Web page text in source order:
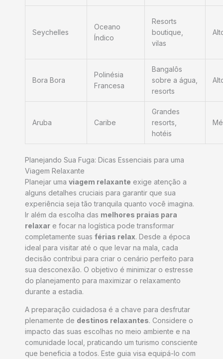
Seychelles
Oceano
Índico
Resorts
boutique,
vilas
Bora Bora
Polinésia
Francesa
Bangalôs
sobre a água,
resorts
Aruba Caribe
Grandes
resorts,
hotéis
Planejando Sua Fuga: Dicas Essenciais para uma
Viagem Relaxante
Planejar uma viagem relaxante exige atenção a
alguns detalhes cruciais para garantir que sua
experiência seja tão tranquila quanto você imagina.
Ir além da escolha das melhores praias para
relaxar e focar na logística pode transformar
completamente suas férias relax. Desde a época
ideal para visitar até o que levar na mala, cada
decisão contribui para criar o cenário perfeito para
sua desconexão. O objetivo é minimizar o estresse
do planejamento para maximizar o relaxamento
durante a estadia.
A preparação cuidadosa é a chave para desfrutar
plenamente de destinos relaxantes. Considere o
impacto das suas escolhas no meio ambiente e na
comunidade local, praticando um turismo consciente
que beneficia a todos. Este guia visa equipá-lo com